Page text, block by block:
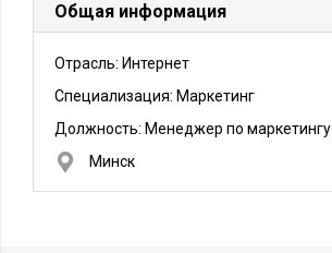
Общая информация
Отрасль: Интернет
Специализация: Маркетинг
Должность: Менеджер по маркетингу
Минск